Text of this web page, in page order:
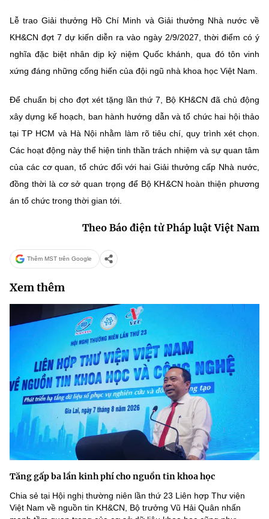
Lễ trao Giải thưởng Hồ Chí Minh và Giải thưởng Nhà nước về
KH&CN đợt 7 dự kiến diễn ra vào ngày 2/9/2027, thời điểm có ý
nghĩa đặc biệt nhân dịp kỷ niệm Quốc khánh, qua đó tôn vinh
xứng đáng những cống hiến của đội ngũ nhà khoa học Việt Nam.
Để chuẩn bị cho đợt xét tặng lần thứ 7, Bộ KH&CN đã chủ động
xây dựng kế hoạch, ban hành hướng dẫn và tổ chức hai hội thảo
tại TP HCM và Hà Nội nhằm làm rõ tiêu chí, quy trình xét chọn.
Các hoạt động này thể hiện tinh thần trách nhiệm và sự quan tâm
của các cơ quan, tổ chức đối với hai Giải thưởng cấp Nhà nước,
đồng thời là cơ sở quan trọng để Bộ KH&CN hoàn thiện phương
án tổ chức trong thời gian tới.
Theo Báo điện tử Pháp luật Việt Nam
Thêm MST trên Google
Xem thêm
Tăng gấp ba lần kinh phí cho nguồn tin khoa học
Chia sẻ tại Hội nghị thường niên lần thứ 23 Liên hợp Thư viện
Việt Nam về nguồn tin KH&CN, Bộ trưởng Vũ Hải Quân nhấn